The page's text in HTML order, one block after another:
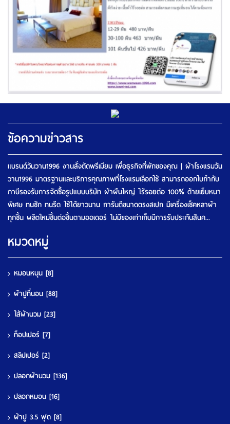
ข้อความข่าวสาร
แบรนด์วันวาน1996 งานสั่งตัดพรีเมียม เพื่อธุรกิจที่พักของคุณ | ผ้าโรงแรมวัน
วาน1996 มาตรฐานและบริการคุณภาพที่โรงแรมเลือกใช้ สามารถออกใบกำกับ
ภาษีรองรับการจัดซื้อรูปแบบบริษัท ผ้าผืนใหญ่ ไร้รอยต่อ 100% ด้ายเย็บหนา
พิเศษ ทนซัก ทนรีด ใช้ได้ยาวนาน การันตีขนาดตรงสเปก มีเครื่องเช็คหลาผ้า
ทุกชิ้น ผลิตใหม่ชิ้นต่อชิ้นตามออเดอร์ ไม่มีของเก่าเก็บมีการรับประกันสินค...
หมวดหมู่
หมอนหนุน [8]
ผ้าปูที่นอน [88]
ใส้ผ้านวม [23]
ท็อปเปอร์ [7]
สลิปเปอร์ [2]
ปลอกผ้านวม [136]
ปลอกหมอน [16]
ผ้าปู 3.5 ฟุต [8]